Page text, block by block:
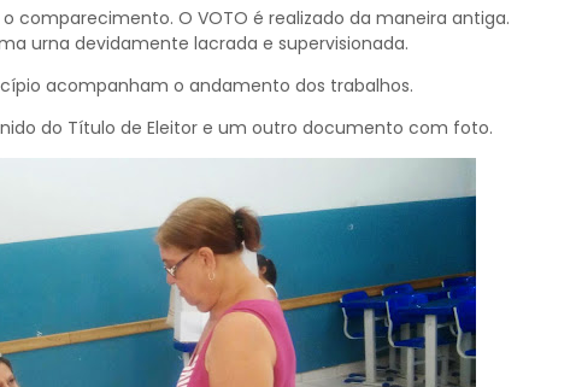
comparecimento. O VOTO é realizado da maneira antiga.
urna devidamente lacrada e supervisionada.
acompanham o andamento dos trabalhos.
do Título de Eleitor e um outro documento com foto.